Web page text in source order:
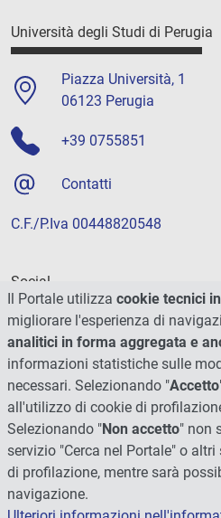
Università degli Studi di Perugia
Piazza Università, 1
06123 Perugia
+39 0755851
Contatti
C.F./P.Iva 00448820548
Social
Il Portale utilizza cookie tecnici
migliorare l'esperienza di
analitici in forma aggregata e
informazioni statistiche sulle
necessari. Selezionando "Accetto
all'utilizzo di cookie di
Selezionando "Non accetto" non
servizio "Cerca nel Portale" o
di profilazione, mentre sarà
navigazione.